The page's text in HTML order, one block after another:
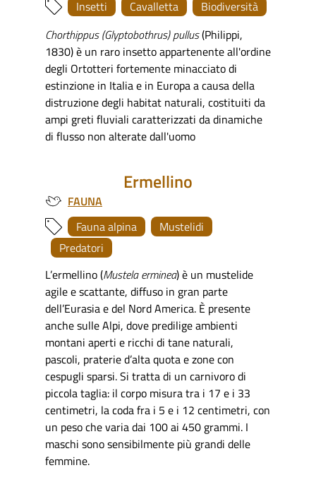
Insetti Cavalletta
Biodiversità
Chorthippus (Glyptobothrus) pullus(Philippi,
1830) è un raro insetto appartenente all'ordine
degli Ortotteri fortemente minacciato di
estinzione in Italia e in Europa a causa della
distruzione degli habitat naturali, costituiti da
ampi greti fluviali caratterizzati da dinamiche
di flusso non alterate dall'uomo
Ermellino
FAUNA
Fauna alpina
Mustelidi
Predatori
L’ermellino (Mustela erminea) è un mustelide
agile e scattante, diffuso in gran parte
dell’Eurasia e del Nord America. È presente
anche sulle Alpi, dove predilige ambienti
montani aperti e ricchi di tane naturali,
pascoli, praterie d’alta quota e zone con
cespugli sparsi. Si tratta di un carnivoro di
piccola taglia: il corpo misura tra i 17 e i 33
centimetri, la coda fra i 5 e i 12 centimetri, con
un peso che varia dai 100 ai 450 grammi. I
maschi sono sensibilmente più grandi delle
femmine.